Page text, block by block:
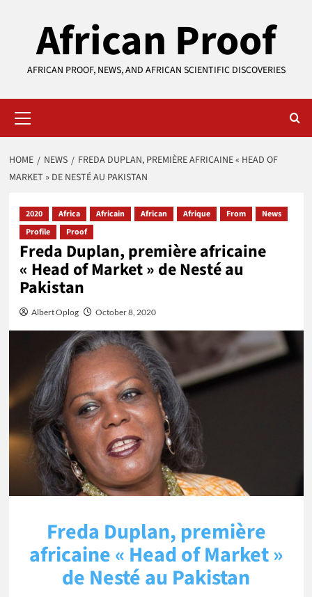
African Proof
AFRICAN PROOF, NEWS, AND AFRICAN SCIENTIFIC DISCOVERIES
Menu
HOME NEWS
FREDA DUPLAN, PREMIÈRE AFRICAINE « HEAD OF
MARKET » DE NESTÉ AU PAKISTAN
2020 Africa Africain African Afrique From
News
Profile
Proof
Freda Duplan, première africaine
« Head of Market » de Nesté au
Pakistan
Albert Oplog October 8, 2020
Freda Duplan, première
africaine « Head of Market »
de Nesté au Pakistan